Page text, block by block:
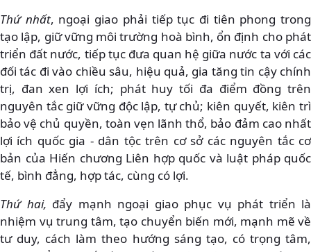
Thứ nhất, ngoại giao phải tiếp tục đi tiên phong trong
tạo lập, giữ vững môi trường hoà bình, ổn định cho phát
triển đất nước, tiếp tục đưa quan hệ giữa nước ta với các
đối tác đi vào chiều sâu, hiệu quả, gia tăng tin cậy chính
trị, đan xen lợi ích; phát huy tối đa điểm đồng trên
nguyên tắc giữ vững độc lập, tự chủ; kiên quyết, kiên trì
bảo vệ chủ quyền, toàn vẹn lãnh thổ, bảo đảm cao nhất
lợi ích quốc gia - dân tộc trên cơ sở các nguyên tắc cơ
bản của Hiến chương Liên hợp quốc và luật pháp quốc
tế, bình đẳng, hợp tác, cùng có lợi.
Thứ hai, đẩy mạnh ngoại giao phục vụ phát triển là
nhiệm vụ trung tâm, tạo chuyển biến mới, mạnh mẽ về
tư duy, cách làm theo hướng sáng tạo, có trọng tâm,